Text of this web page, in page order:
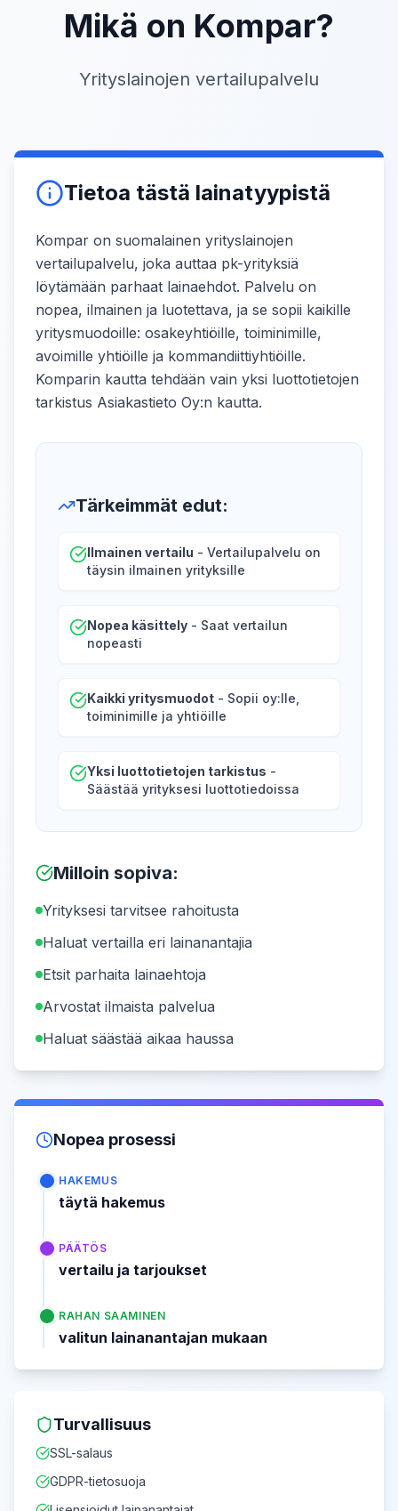
Mikä on Kompar?
Yrityslainojen vertailupalvelu
Tietoa tästä lainatyypistä
Kompar on suomalainen yrityslainojen
vertailupalvelu, joka auttaa pk-yrityksiä
löytämään parhaat lainaehdot. Palvelu on
nopea, ilmainen ja luotettava, ja se sopii kaikille
yritysmuodoille: osakeyhtiöille, toiminimille,
avoimille yhtiöille ja kommandiittiyhtiöille.
Komparin kautta tehdään vain yksi luottotietojen
tarkistus Asiakastieto Oy:n kautta.
Tärkeimmät edut:
Ilmainen vertailu - Vertailupalvelu on
täysin ilmainen yrityksille
Nopea käsittely - Saat vertailun
nopeasti
Kaikki yritysmuodot - Sopii oy:lle,
toiminimille ja yhtiöille
Yksi luottotietojen tarkistus -
Säästää yrityksesi luottotiedoissa
Milloin sopiva:
Yrityksesi tarvitsee rahoitusta
Haluat vertailla eri lainanantajia
Etsit parhaita lainaehtoja
Arvostat ilmaista palvelua
Haluat säästää aikaa haussa
Nopea prosessi
HAKEMUS
täytä hakemus
PÄÄTÖS
vertailu ja tarjoukset
RAHAN SAAMINEN
valitun lainanantajan mukaan
Turvallisuus
SSL-salaus
GDPR-tietosuoja